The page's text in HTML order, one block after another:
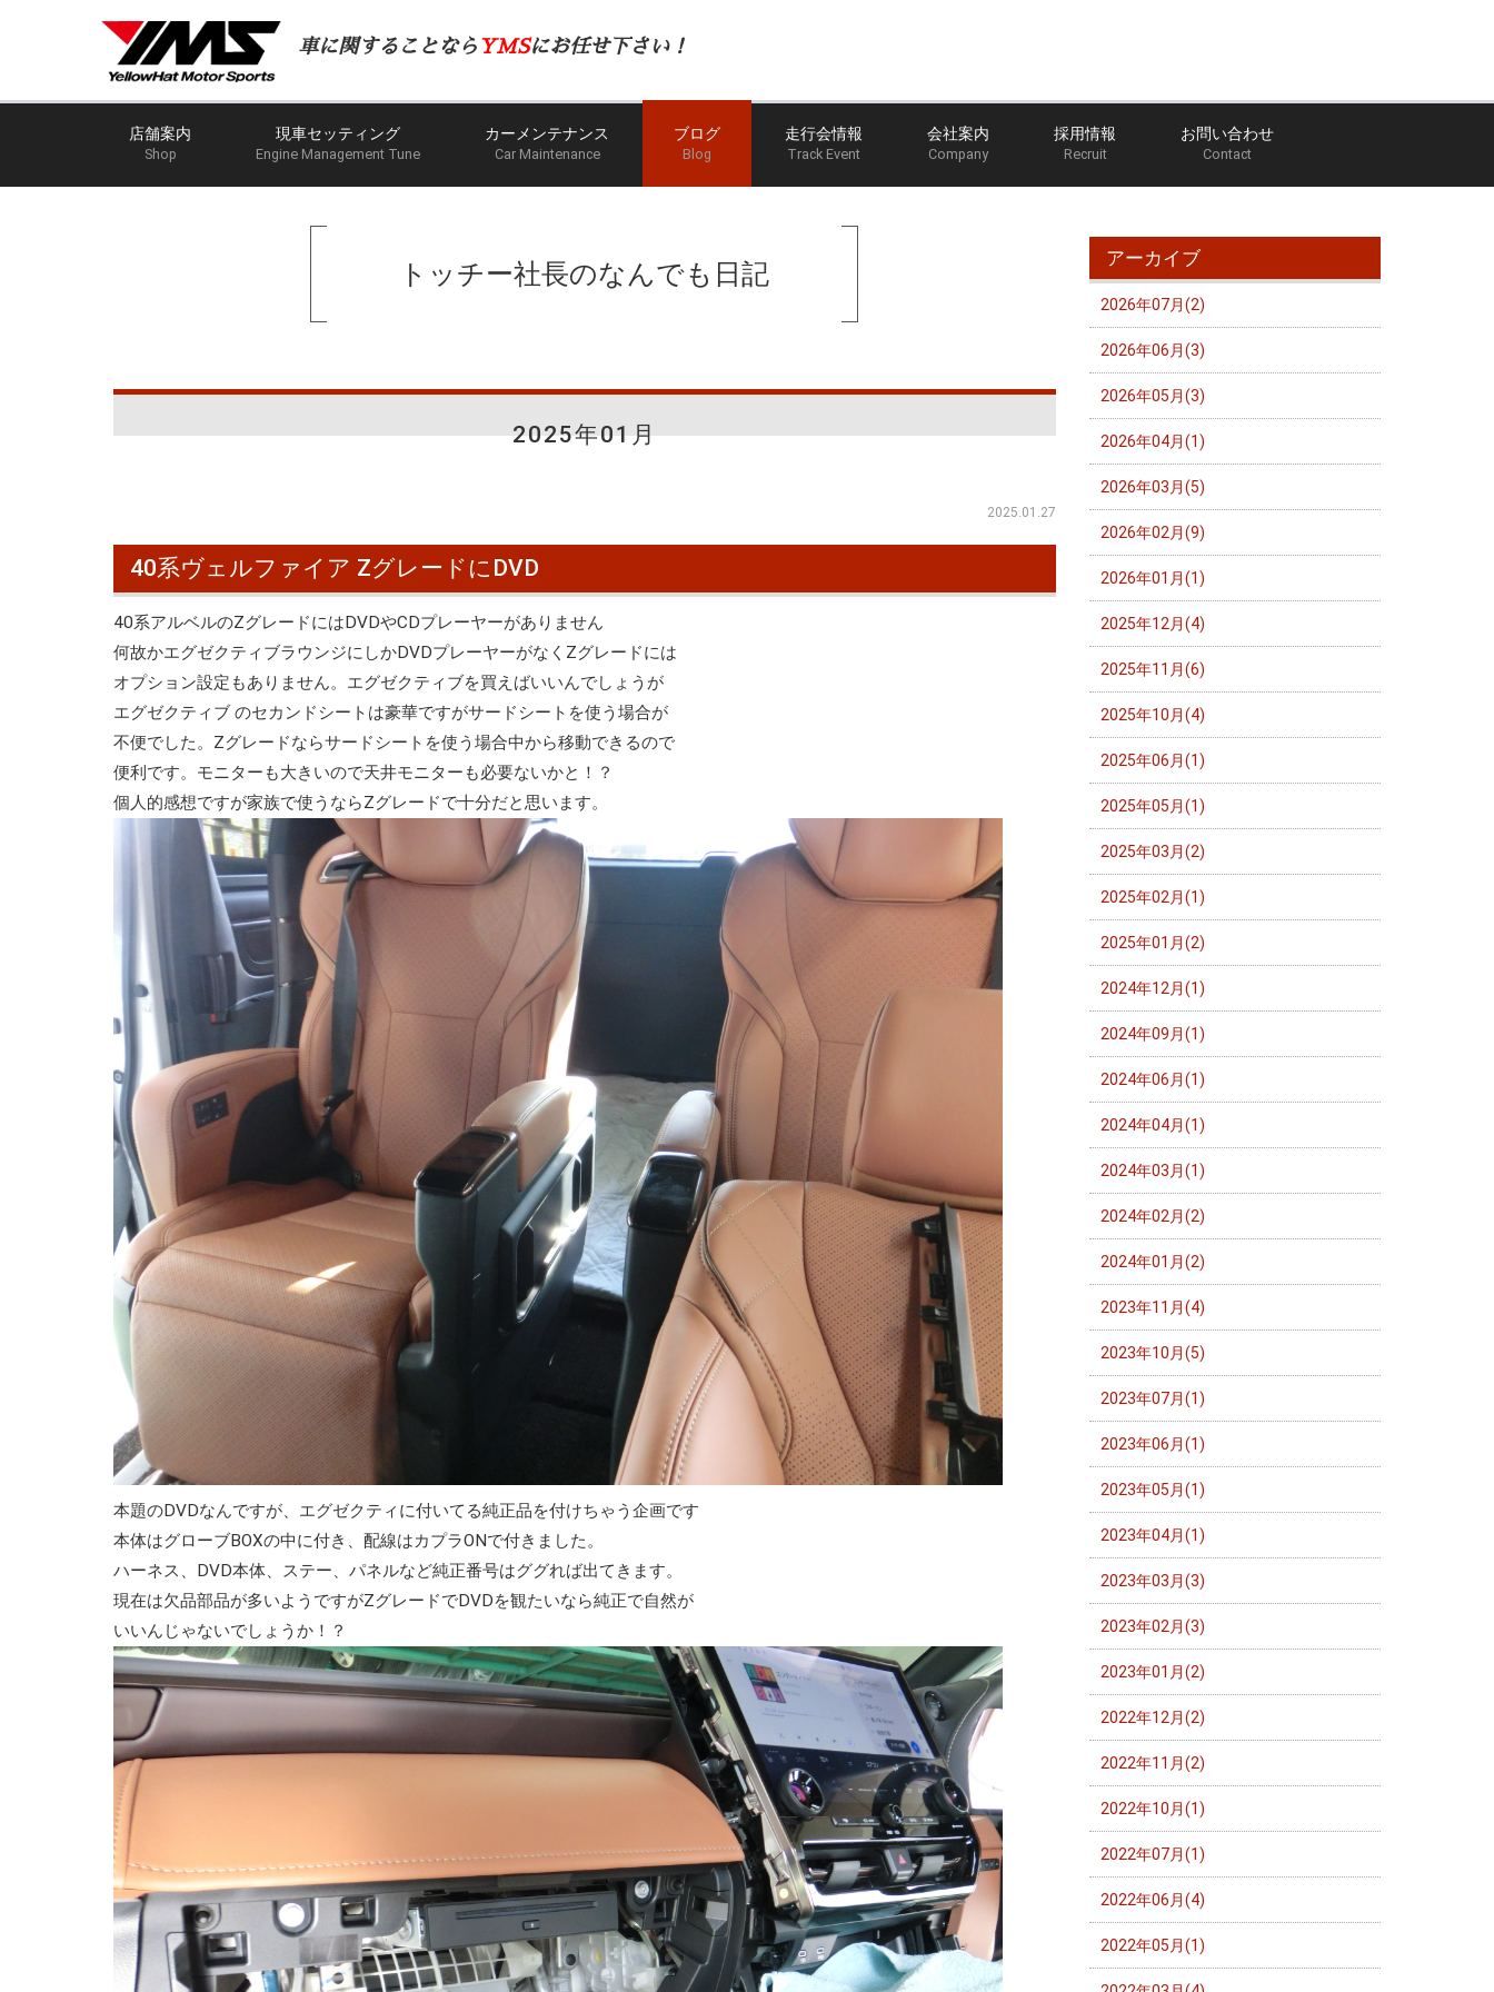
車に関することなら YMSにお任せ下さい！
店舗案内
Shop
現車セッティング
Engine Management Tune
カーメンテナンス
Car Maintenance
ブログ
Blog
走行会情報
Track Event
会社案内
Company
採用情報
Recruit
お問い合わせ
Contact
ホーム ブログ トッチー社長のなんでも日記 アーカイブ 2025年01月
トッチー社長のなんでも日記
2025年01月
2025.01.27
40系ヴェルファイア ZグレードにDVD
40系アルベルのZグレードにはDVDやCDプレーヤーがありません
何故かエグゼクティブラウンジにしかDVDプレーヤーがなくZグレードには
オプション設定もありません。エグゼクティブを買えばいいんでしょうが
エグゼクティブ のセカンドシートは豪華ですがサードシートを使う場合が
不便でした。Zグレードならサードシートを使う場合中から移動できるので
便利です。モニターも大きいので天井モニターも必要ないかと！？
個人的感想ですが家族で使うならZグレードで十分だと思います。
本題のDVDなんですが、エグゼクティに付いてる純正品を付けちゃう企画です
本体はグローブBOXの中に付き、配線はカプラONで付きました。
ハーネス、DVD本体、ステー、パネルなど純正番号はググれば出てきます。
現在は欠品部品が多いようですがZグレードでDVDを観たいなら純正で自然が
いいんじゃないでしょうか！？
アーカイブ
2026年07月(2)
2026年06月(3)
2026年05月(3)
2026年04月(1)
2026年03月(5)
2026年02月(9)
2026年01月(1)
2025年12月(4)
2025年11月(6)
2025年10月(4)
2025年06月(1)
2025年05月(1)
2025年03月(2)
2025年02月(1)
2025年01月(2)
2024年12月(1)
2024年09月(1)
2024年06月(1)
2024年04月(1)
2024年03月(1)
2024年02月(2)
2024年01月(2)
2023年11月(4)
2023年10月(5)
2023年07月(1)
2023年06月(1)
2023年05月(1)
2023年04月(1)
2023年03月(3)
2023年02月(3)
2023年01月(2)
2022年12月(2)
2022年11月(2)
2022年10月(1)
2022年07月(1)
2022年06月(4)
2022年05月(1)